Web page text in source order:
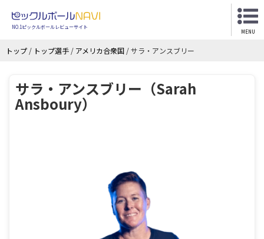
NO.1ピックルボールレビューサイト
MENU
トップ / トップ選手 / アメリカ合衆国 /サラ・アンスブリー
サラ・アンスブリー（Sarah
Ansboury）